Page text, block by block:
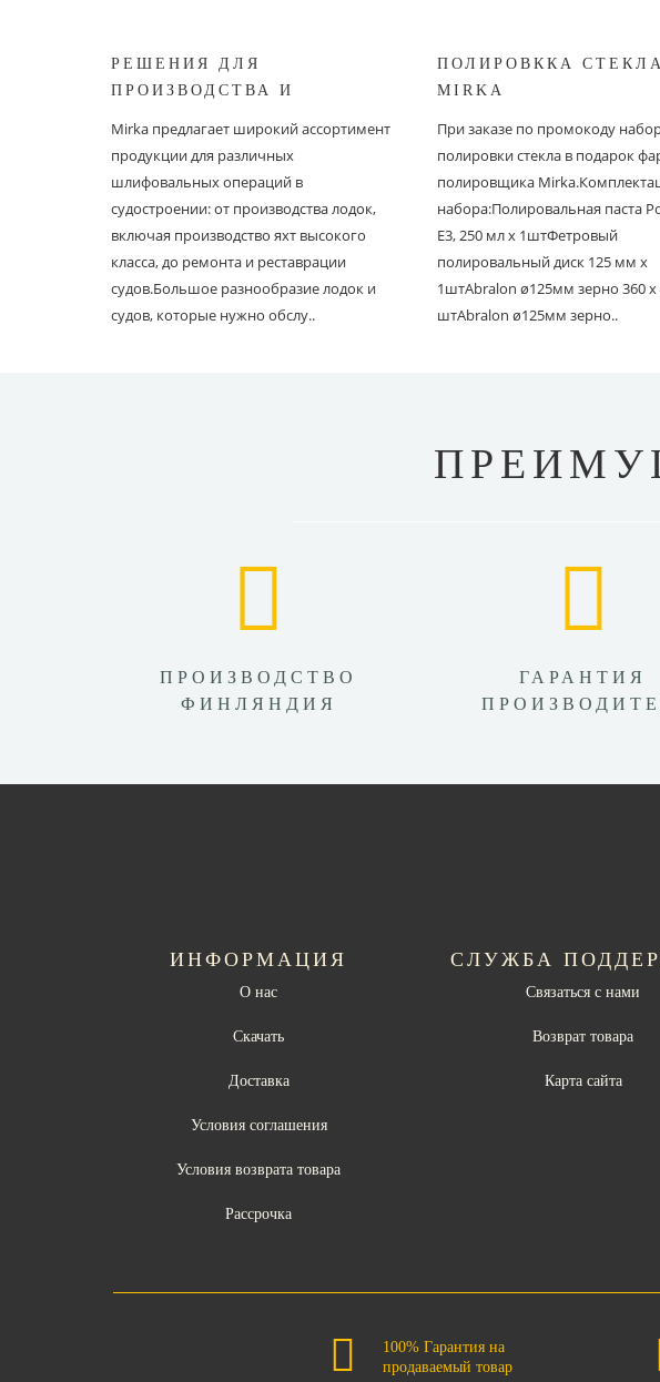
РЕШЕНИЯ ДЛЯ
ПРОИЗВОДСТВА И
Mirka предлагает широкий ассортимент
продукции для различных
шлифовальных операций в
судостроении: от производства лодок,
включая производство яхт высокого
класса, до ремонта и реставрации
судов.Большое разнообразие лодок и
судов, которые нужно обслу..
ПОЛИРОВККА
MIRKA
При заказе по промокоду
полировки стекла в подарок
полировщика
набора:Полировальная паста
E3, 250 мл х 1штФетровый
полировальный диск 125 мм х
1штAbralon ø125мм зерно 360 х
штAbralon ø125мм зерно..
ПРОИЗВОДСТВО
ФИНЛЯНДИЯ
ГАРАНТИЯ
ИНФОРМАЦИЯ
О нас
Скачать
Доставка
Условия соглашения
Условия возврата товара
Рассрочка
СЛУЖБА
Связаться с нами
Возврат товара
Карта сайта
100% Гарантия на
продаваемый товар